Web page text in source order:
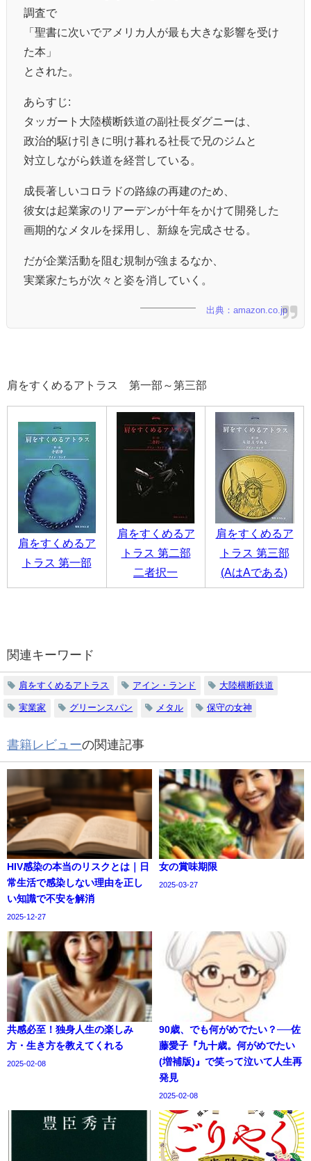
調査で
「聖書に次いでアメリカ人が最も大きな影響を受け
た本」
とされた。
あらすじ:
タッガート大陸横断鉄道の副社長ダグニーは、
政治的駆け引きに明け暮れる社長で兄のジムと
対立しながら鉄道を経営している。
成長著しいコロラドの路線の再建のため、
彼女は起業家のリアーデンが十年をかけて開発した
画期的なメタルを採用し、新線を完成させる。
だが企業活動を阻む規制が強まるなか、
実業家たちが次々と姿を消していく。
出典：amazon.co.jp
肩をすくめるアトラス 第一部～第三部
肩をすくめるア
トラス 第一部
肩をすくめるア
トラス 第二部
二者択一
肩をすくめるア
トラス 第三部
(AはAである)
関連キーワード
肩をすくめるアトラス アイン・ランド 大陸横断鉄道
実業家 グリーンスパン メタル 保守の女神
書籍レビューの関連記事
HIV感染の本当のリスクとは｜日
常生活で感染しない理由を正し
い知識で不安を解消
2025-12-27
女の賞味期限
2025-03-27
共感必至！独身人生の楽しみ
方・生き方を教えてくれる
2025-02-08
90歳、でも何がめでたい？──佐
藤愛子『九十歳。何がめでたい
(増補版)』で笑って泣いて人生再
発見
2025-02-08